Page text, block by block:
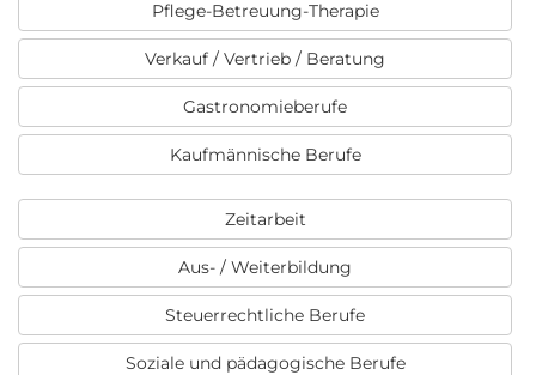
Pflege-Betreuung-Therapie
Verkauf / Vertrieb / Beratung
Gastronomieberufe
Kaufmännische Berufe
Zeitarbeit
Aus- / Weiterbildung
Steuerrechtliche Berufe
Soziale und pädagogische Berufe